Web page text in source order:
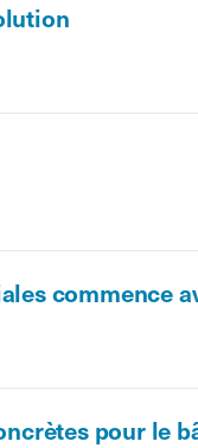
commence
pour le